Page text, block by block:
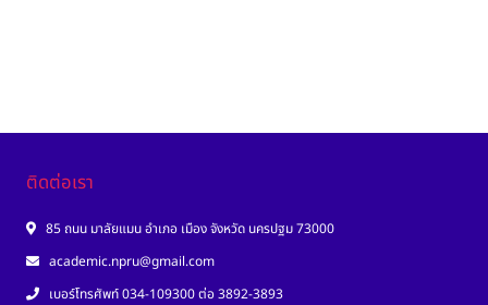
ติดต่อเรา
85 ถนน มาลัยแมน อำเภอ เมือง จังหวัด นครปฐม 73000
academic.npru@gmail.com
เบอร์โทรศัพท์ 034-109300 ต่อ 3892-3893